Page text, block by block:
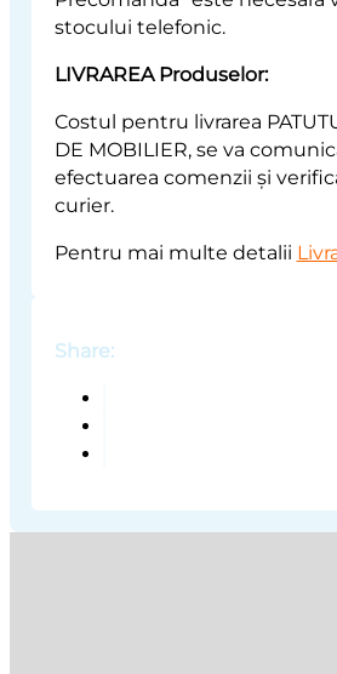
stocului telefonic.
LIVRAREA Produselor:
Costul pentru livrarea
DE MOBILIER, se va
efectuarea comenzii și
curier.
Pentru mai multe detalii
Share: